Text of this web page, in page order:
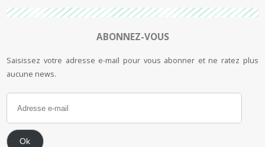
ABONNEZ-VOUS
Saisissez votre adresse e-mail pour vous abonner et ne ratez plus
aucune news.
Ok